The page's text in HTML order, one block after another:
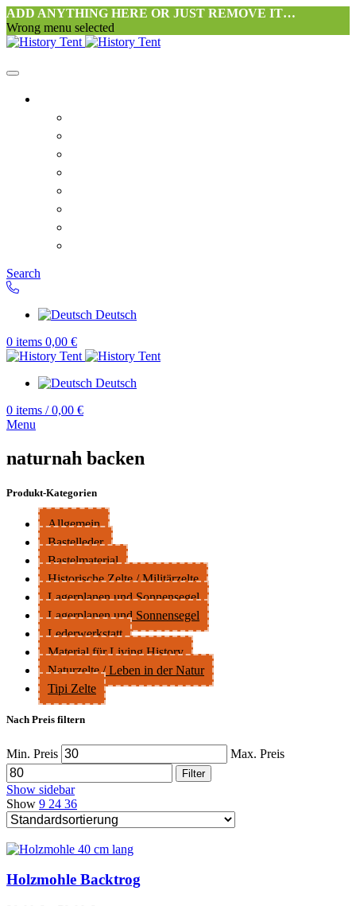
ADD ANYTHING HERE OR JUST REMOVE IT…
Wrong menu selected
Search
Deutsch
0 items 0,00 €
Deutsch
0 items / 0,00 €
Menu
naturnah backen
Produkt-Kategorien
Allgemein
Bastelleder
Bastelmaterial
Historische Zelte / Militärzelte
Lagerplanen und Sonnensegel
Lagerplanen und Sonnensegel
Lederwerkstatt
Material für Living History
Naturzelte / Leben in der Natur
Tipi Zelte
Nach Preis filtern
Min. Preis Max. Preis
Filter
Show sidebar
Show 9 24 36
Holzmohle Backtrog